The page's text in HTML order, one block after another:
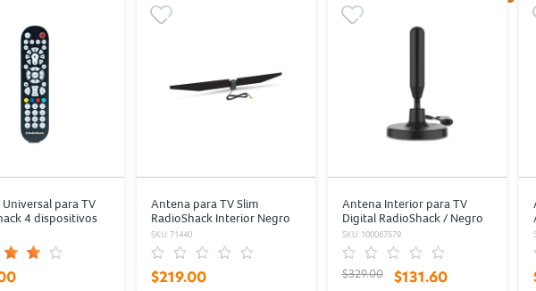
para TV
4 dispositivos
Antena para TV Slim
RadioShack Interior Negro
SKU: 71440
$219.00
Antena Interior para TV
Digital RadioShack / Negro
SKU: 100067579
$329.00 $131.60